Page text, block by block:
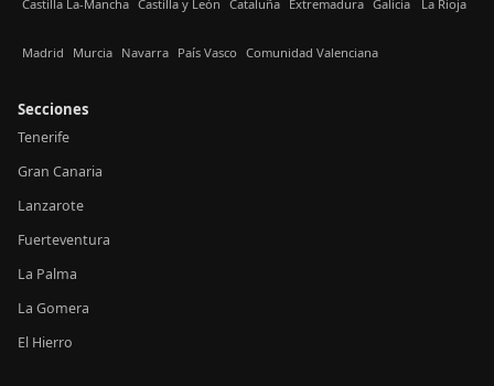
Castilla La-Mancha Castilla y León Cataluña Extremadura Galicia La Rioja
Madrid Murcia Navarra País Vasco Comunidad Valenciana
Secciones
Tenerife
Gran Canaria
Lanzarote
Fuerteventura
La Palma
La Gomera
El Hierro